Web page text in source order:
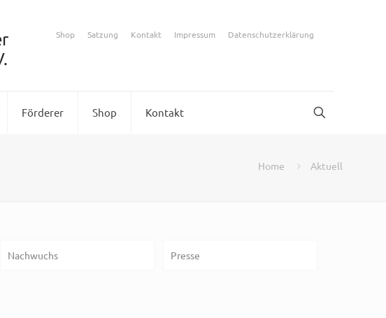
Förderer Shop Kontakt
Shop Satzung Kontakt Impressum Datenschutzerklärung
Home Aktuell
Nachwuchs Presse